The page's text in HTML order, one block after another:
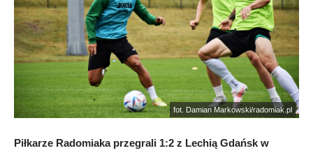
fot. Damian Markowski/radomiak.pl
Piłkarze Radomiaka przegrali 1:2 z Lechią Gdańsk w